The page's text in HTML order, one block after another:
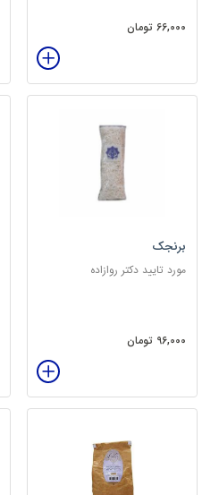
66,000 تومان
برنجک
مورد تایید دکتر روازاده
96,000 تومان